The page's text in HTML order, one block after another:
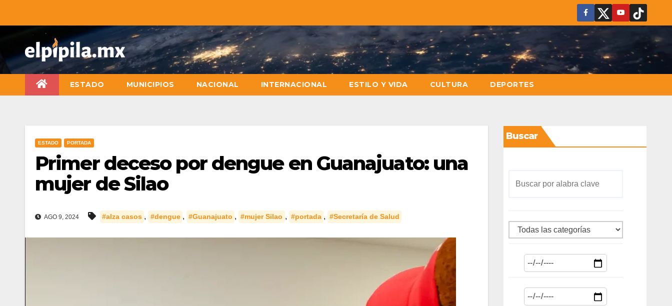
ESTADO MUNICIPIOS NACIONAL INTERNACIONAL ESTILO Y VIDA CULTURA DEPORTES
ESTADO PORTADA
Primer deceso por dengue en Guanajuato: una
mujer de Silao
AGO 9, 2024 #alza casos , #dengue , #Guanajuato , #mujer Silao , #portada , #Secretaría de Salud
Buscar